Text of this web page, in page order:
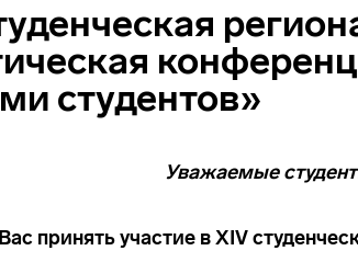
студентов»
Уважаемые
принять участие в XIV